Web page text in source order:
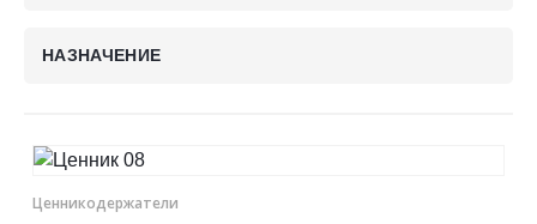
НАЗНАЧЕНИЕ
Ценникодер­жа­те­ли